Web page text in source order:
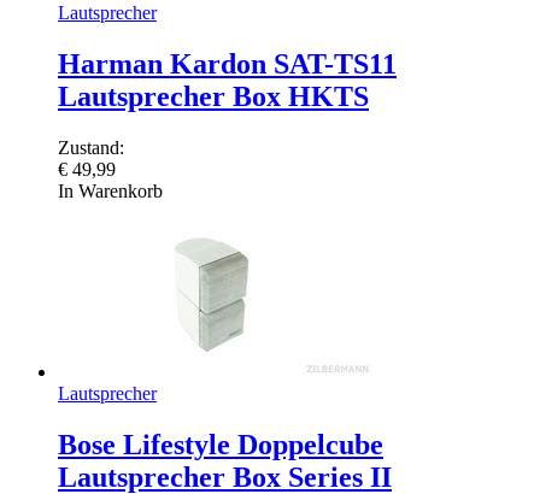
Lautsprecher
Harman Kardon SAT-TS11
Lautsprecher Box HKTS
Zustand:
€ 49,99
In Warenkorb
Lautsprecher
Bose Lifestyle Doppelcube
Lautsprecher Box Series II